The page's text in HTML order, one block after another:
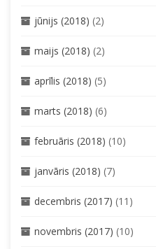
jūnijs (2018) (2)
maijs (2018) (2)
aprīlis (2018) (5)
marts (2018) (6)
februāris (2018) (10)
janvāris (2018) (7)
decembris (2017) (11)
novembris (2017) (10)